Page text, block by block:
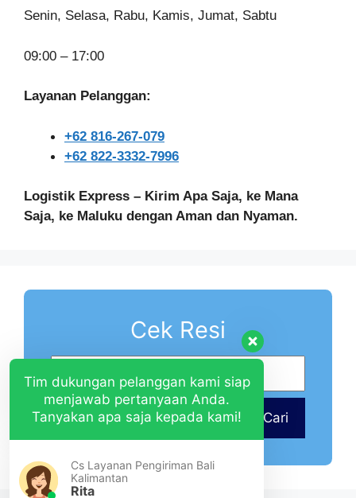
Senin, Selasa, Rabu, Kamis, Jumat, Sabtu
09:00 – 17:00
Layanan Pelanggan:
+62 816-267-079
+62 822-3332-7996
Logistik Express – Kirim Apa Saja, ke Mana
Saja, ke Maluku dengan Aman dan Nyaman.
Cek Resi
Cari
Tim dukungan pelanggan kami siap
menjawab pertanyaan Anda.
Tanyakan apa saja kepada kami!
Cs Layanan Pengiriman Bali
Kalimantan
Rita